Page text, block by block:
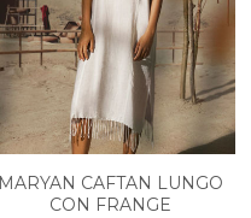
MARYAN CAFTAN LUNGO
CON FRANGE